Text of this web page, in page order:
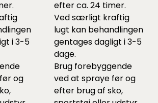
i 3-5
og
efter ca. 24 timer.
Ved særligt kraftig
lugt kan behandlingen
gentages dagligt i 3-5
dage.
Brug forebyggende
ved at spraye før og
efter brug af sko,